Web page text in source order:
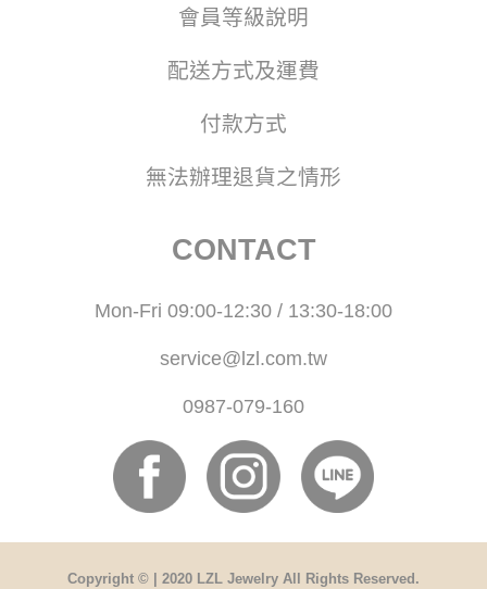
會員等級說明
配送方式及運費
付款方式
無法辦理退貨之情形
CONTACT
Mon-Fri 09:00-12:30 / 13:30-18:00
service@lzl.com.tw
0987-079-160
Copyright © | 2020 LZL Jewelry All Rights Reserved.